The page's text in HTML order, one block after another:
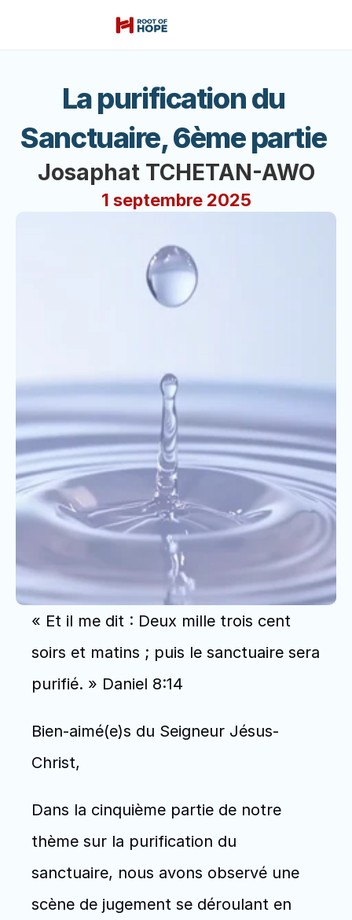
La purification du
Sanctuaire, 6ème partie
Josaphat TCHETAN-AWO
1 septembre 2025
« Et il me dit : Deux mille trois cent
soirs et matins ; puis le sanctuaire sera
purifié. » Daniel 8:14
Bien-aimé(e)s du Seigneur Jésus-
Christ,
Dans la cinquième partie de notre
thème sur la purification du
sanctuaire, nous avons observé une
scène de jugement se déroulant en